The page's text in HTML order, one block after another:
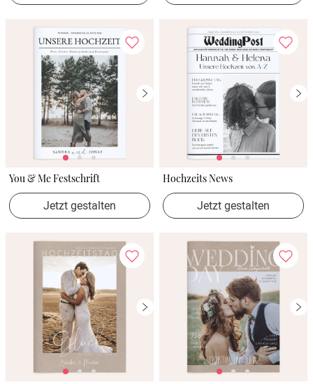
You & Me Festschrift
Jetzt gestalten
Hochzeits News
Jetzt gestalten